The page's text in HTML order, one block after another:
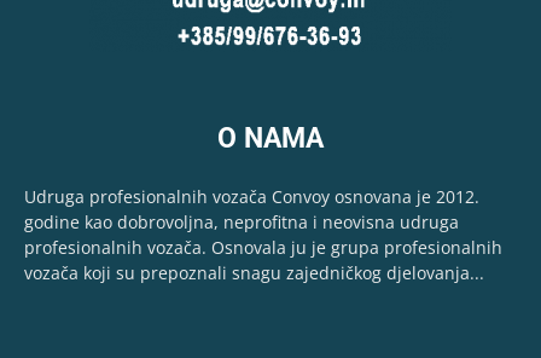
O NAMA
Udruga profesionalnih vozača Convoy osnovana je 2012.
godine kao dobrovoljna, neprofitna i neovisna udruga
profesionalnih vozača. Osnovala ju je grupa profesionalnih
vozača koji su prepoznali snagu zajedničkog djelovanja...